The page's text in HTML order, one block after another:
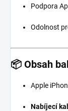
Podpora
Odolnost
📦 Obsah
Apple
Nabíjecí